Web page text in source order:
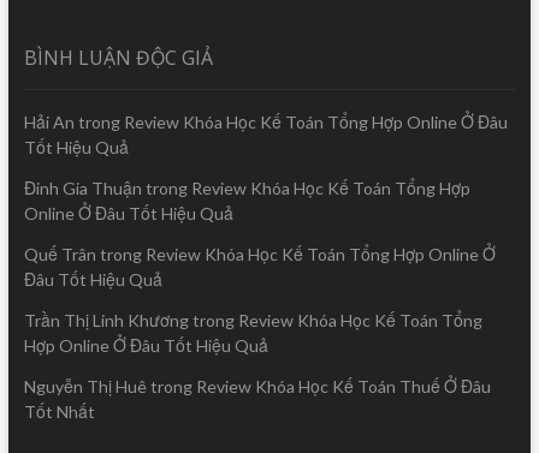
BÌNH LUẬN ĐỘC GIẢ
Hải An trong Review Khóa Học Kế Toán Tổng Hợp Online Ở Đâu
Tốt Hiệu Quả
Đinh Gia Thuận trong Review Khóa Học Kế Toán Tổng Hợp
Online Ở Đâu Tốt Hiệu Quả
Quế Trân trong Review Khóa Học Kế Toán Tổng Hợp Online Ở
Đâu Tốt Hiệu Quả
Trần Thị Linh Khươngtrong Review Khóa Học Kế Toán Tổng
Hợp Online Ở Đâu Tốt Hiệu Quả
Nguyễn Thị Huêtrong Review Khóa Học Kế Toán Thuế Ở Đâu
Tốt Nhất